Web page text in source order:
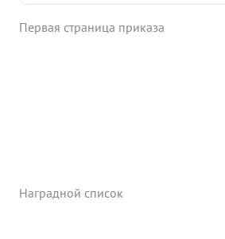
подступах к городу ЛЬВОВ
Первая страница приказа
Наградной список